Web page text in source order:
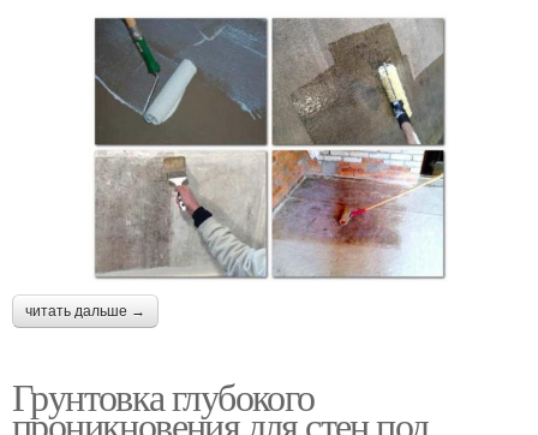
читать дальше →
Грунтовка глубокого